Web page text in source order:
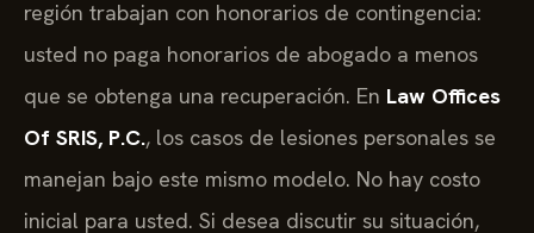
región trabajan con honorarios de contingencia:
usted no paga honorarios de abogado a menos
que se obtenga una recuperación. En Law Offices
Of SRIS, P.C., los casos de lesiones personales se
manejan bajo este mismo modelo. No hay costo
inicial para usted. Si desea discutir su situación,